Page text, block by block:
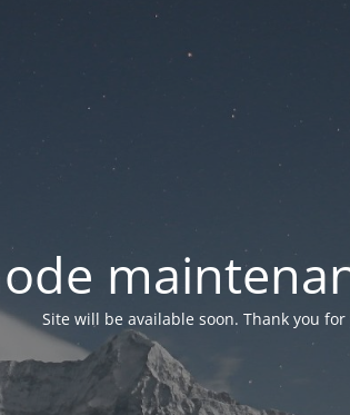
Site will be available soon. Thank you